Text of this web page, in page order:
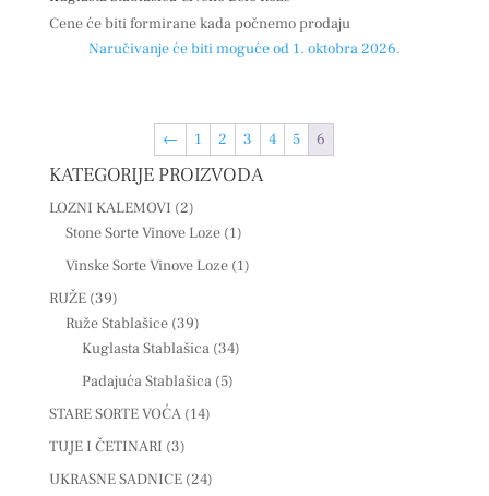
Cene će biti formirane kada počnemo prodaju
Naručivanje će biti moguće od 1. oktobra 2026.
← 1 2 3 4 5 6
KATEGORIJE PROIZVODA
LOZNI KALEMOVI (2)
Stone Sorte Vinove Loze (1)
Vinske Sorte Vinove Loze (1)
RUŽE (39)
Ruže Stablašice (39)
Kuglasta Stablašica (34)
Padajuća Stablašica (5)
STARE SORTE VOĆA (14)
TUJE I ČETINARI (3)
UKRASNE SADNICE (24)